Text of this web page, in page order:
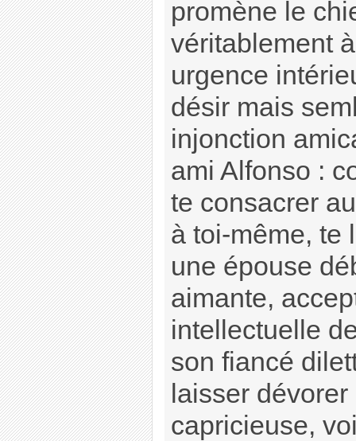
promène le
véritablement
urgence
désir mais
injonction
ami Alfonso :
te consacrer
à toi-même, te
une épouse
aimante,
intellectuelle
son fiancé
laisser
capricieuse,